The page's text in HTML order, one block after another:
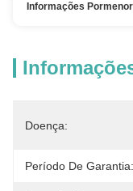
Informações
Doença:
Período De Garantia: